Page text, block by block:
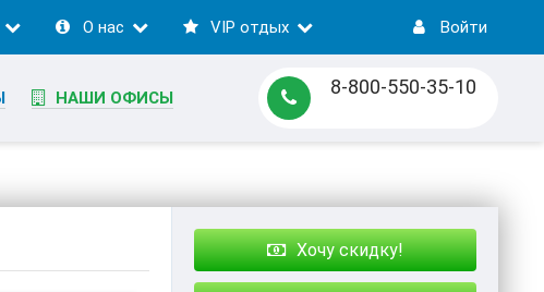
О нас VIP отдых Войти
НАШИ ОФИСЫ 8-800-550-35-10
Хочу скидку!